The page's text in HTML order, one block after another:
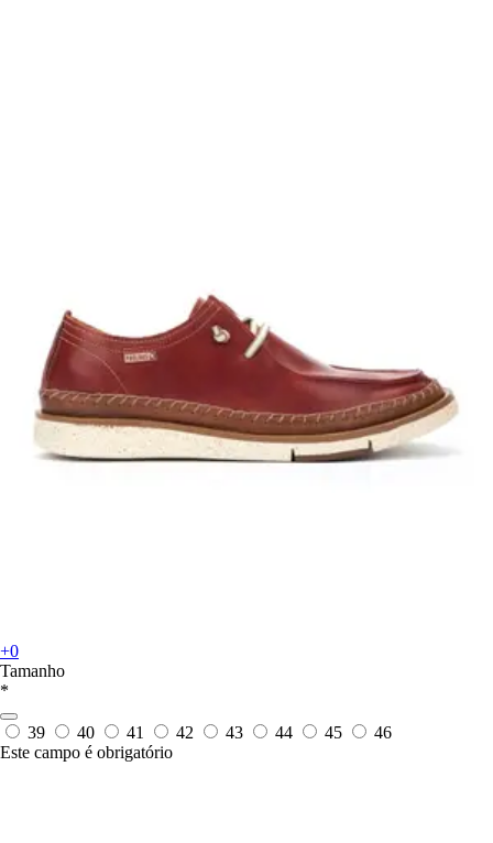
+0
Tamanho
*
39 40 41 42 43 44 45
46
Este campo é obrigatório